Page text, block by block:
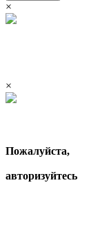
×
×
Пожалуйста,
авторизуйтесь